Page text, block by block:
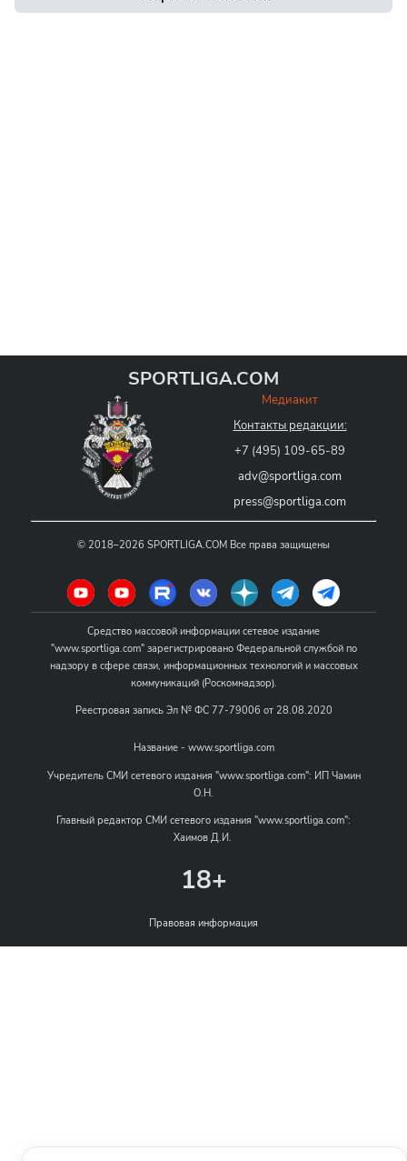
SPORTLIGA.COM
Медиакит
Контакты редакции:
+7 (495) 109-65-89
adv@sportliga.com
press@sportliga.com
© 2018–2026 SPORTLIGA.COM Все права защищены
Средство массовой информации сетевое издание
"www.sportliga.com" зарегистрировано Федеральной службой по
надзору в сфере связи, информационных технологий и массовых
коммуникаций (Роскомнадзор).
Реестровая запись Эл № ФС 77-79006 от 28.08.2020
Название - www.sportliga.com
Учредитель СМИ сетевого издания "www.sportliga.com": ИП Чамин
О.Н.
Главный редактор СМИ сетевого издания "www.sportliga.com":
Хаимов Д.И.
18+
Правовая информация